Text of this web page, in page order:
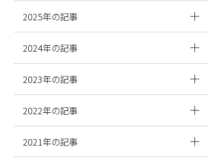
2025年の記事
2024年の記事
2023年の記事
2022年の記事
2021年の記事